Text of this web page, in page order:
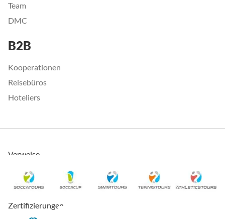
Team
DMC
B2B
Kooperationen
Reisebüros
Hoteliers
Verweise
Zertifizierungen